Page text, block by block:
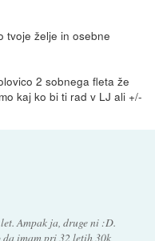
tvoje želje in osebne
2 sobnega fleta že
kaj ko bi ti rad v LJ ali +/-
Ampak ja, druge ni :D.
da imam pri 32 letih 30k